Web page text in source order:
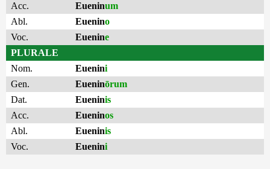
Acc.
Eueninum
Abl.
Euenino
Voc.
Euenine
PLURALE
Nom.
Euenini
Gen.
Eueninōrum
Dat.
Eueninis
Acc.
Eueninos
Abl.
Eueninis
Voc.
Euenini